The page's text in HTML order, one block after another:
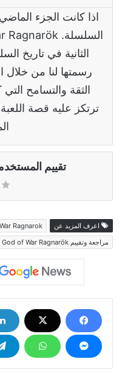
اذا كانت الجزء
الثانية في تاريخ
رسمتها لنا من خلال
الثقة والتسامح
ترتكز عليه قصة
تقييم
اعرف المزيد عن
Ragnarok
مراجعة وتقييم God of War Ragnarök